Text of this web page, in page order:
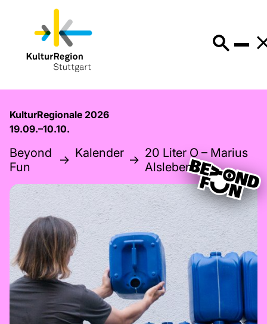
KulturRegionale 2026
19.09.–10.10.
Beyond
Fun
Kalender
20 Liter O – Marius
Alsleben